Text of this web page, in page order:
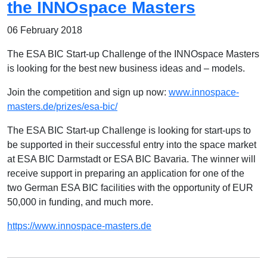
the INNOspace Masters
06 February 2018
The ESA BIC Start-up Challenge of the INNOspace Masters
is looking for the best new business ideas and – models.
Join the competition and sign up now: www.innospace-
masters.de/prizes/esa-bic/
The ESA BIC Start-up Challenge is looking for start-ups to
be supported in their successful entry into the space market
at ESA BIC Darmstadt or ESA BIC Bavaria. The winner will
receive support in preparing an application for one of the
two German ESA BIC facilities with the opportunity of EUR
50,000 in funding, and much more.
https://www.innospace-masters.de